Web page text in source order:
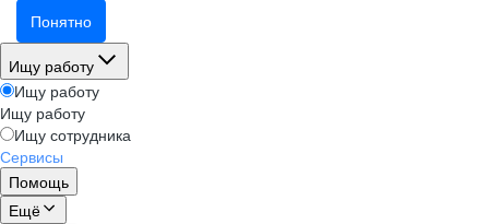
Понятно
Ищу работу
Ищу работу
Ищу работу
Ищу сотрудника
Сервисы
Помощь
Ещё